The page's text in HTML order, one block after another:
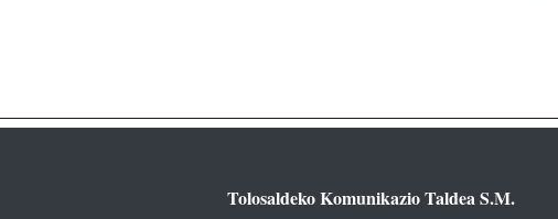
Tolosaldeko Komunikazio Taldea S.M.